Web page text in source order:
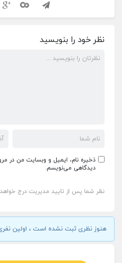
نظر خود را بنویسید
ذخیره نام، ایمیل و وبسایت من در
دیدگاهی می‌نویسم.
نظر شما پس از تایید مدیریت درج
هنوز نظری ثبت نشده است ، اولین